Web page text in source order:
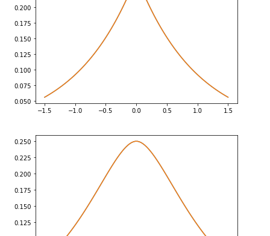
INFO:tensorflow:Reduce to /job:localhost/
grad_log_prob: StructTuple(
  group_scale=PerReplica:{
0: <tf.Tensor: shape=(3,), dtype=float32,
1: <tf.Tensor: shape=(3,), dtype=float32,
    },
  x=PerReplica:{
0: <tf.Tensor: shape=(2, 3), dtype=float32,
    array([[ 0.13035832, -0.5507428 , -0.17820862],
1: <tf.Tensor: shape=(2, 3), dtype=float32,
    array([[-0.46807498,  0.41551432, -0.27572307],
[ 0.22492138, -0.21570992, -0.41006932]],
    }